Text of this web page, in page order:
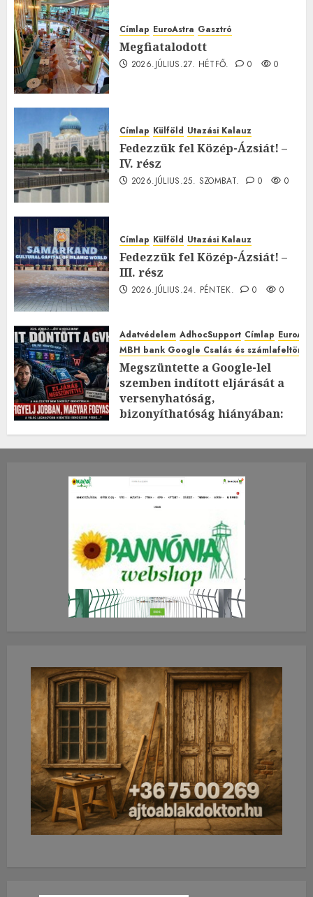
Címlap EuroAstra Gasztró
Megfiatalodott
2026.JÚLIUS.27. HÉTFŐ. 0 0
Címlap Külföld Utazási Kalauz
Fedezzük fel Közép-Ázsiát! –
IV. rész
2026.JÚLIUS.25. SZOMBAT. 0 0
Címlap Külföld Utazási Kalauz
Fedezzük fel Közép-Ázsiát! –
III. rész
2026.JÚLIUS.24. PÉNTEK. 0 0
Adatvédelem AdhocSupport Címlap
MBH bank Google Csalás és
Megszüntette a Google-lel
szemben indított eljárását a
versenyhatóság,
bizonyíthatóság hiányában:
2026.JÚLIUS.23. CSÜTÖRTÖK.
0